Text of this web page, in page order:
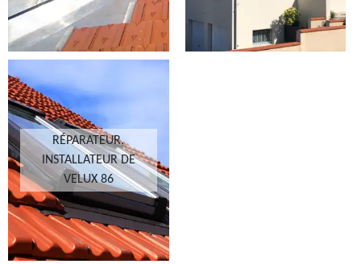
RÉPARATEUR,
INSTALLATEUR DE
VELUX 86